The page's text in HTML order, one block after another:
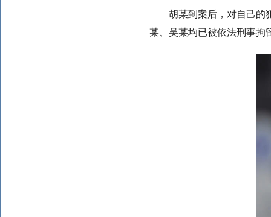
胡某到案后，对自己的
某、吴某均已被依法刑事拘